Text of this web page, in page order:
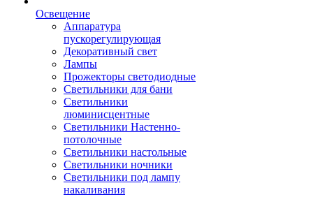
Освещение
Аппаратура
пускорегулирующая
Декоративный свет
Лампы
Прожекторы светодиодные
Светильники для бани
Светильники
люминисцентные
Светильники Настенно-
потолочные
Светильники настольные
Светильники ночники
Светильники под лампу
накаливания